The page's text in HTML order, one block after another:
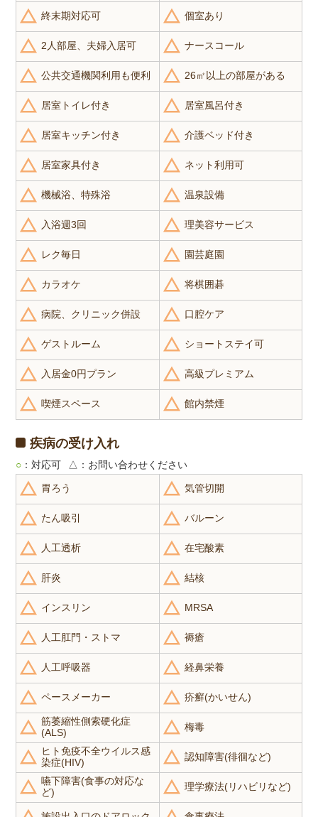
終末期対応可 個室あり
2人部屋、夫婦入居可 ナースコール
公共交通機関利用も便利 26㎡以上の部屋がある
居室トイレ付き 居室風呂付き
居室キッチン付き 介護ベッド付き
居室家具付き ネット利用可
機械浴、特殊浴 温泉設備
入浴週3回 理美容サービス
レク毎日 園芸庭園
カラオケ 将棋囲碁
病院、クリニック併設 口腔ケア
ゲストルーム ショートステイ可
入居金0円プラン 高級プレミアム
喫煙スペース 館内禁煙
疾病の受け入れ
○ ：対応可 △ ：お問い合わせください
胃ろう 気管切開
たん吸引 バルーン
人工透析 在宅酸素
肝炎 結核
インスリン MRSA
人工肛門・ストマ 褥瘡
人工呼吸器 経鼻栄養
ペースメーカー 疥癬(かいせん)
筋萎縮性側索硬化症
(ALS)
梅毒
ヒト免疫不全ウイルス感
染症(HIV)
認知障害(徘徊など)
嚥下障害(食事の対応な
ど)
理学療法(リハビリなど)